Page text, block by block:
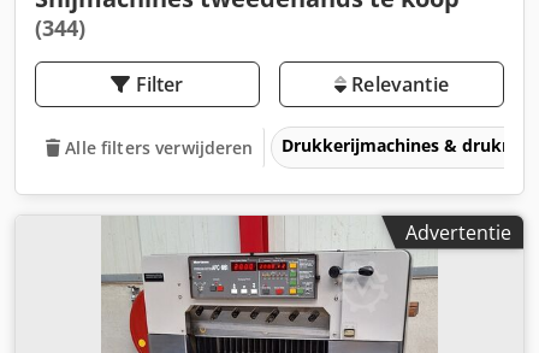
(344)
Filter Relevantie
Alle filters verwijderen Drukkerijmachines &
Advertentie